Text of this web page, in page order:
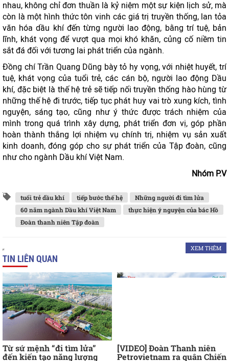
nhau, không chỉ đơn thuần là kỷ niệm một sự kiện lịch sử, mà
còn là một hình thức tôn vinh các giá trị truyền thống, lan tỏa
văn hóa dầu khí đến từng người lao động, bằng trí tuệ, bản
lĩnh, khát vọng để vượt qua mọi khó khăn, củng cố niềm tin
sắt đá đối với tương lai phát triển của ngành.
Đồng chí Trần Quang Dũng bày tỏ hy vọng, với nhiệt huyết, trí
tuệ, khát vọng của tuổi trẻ, các cán bộ, người lao động Dầu
khí, đặc biệt là thế hệ trẻ sẽ tiếp nối truyền thống hào hùng từ
những thế hệ đi trước, tiếp tục phát huy vai trò xung kích, tình
nguyện, sáng tạo, cũng như ý thức được trách nhiệm của
mình trong quá trình xây dựng, phát triển đơn vị, góp phần
hoàn thành thắng lợi nhiệm vụ chính trị, nhiệm vụ sản xuất
kinh doanh, đóng góp cho sự phát triển của Tập đoàn, cũng
như cho ngành Dầu khí Việt Nam.
Nhóm P.V
tuổi trẻ dầu khí tiếp bước thế hệ
Những người đi tìm lửa
60 năm ngành Dầu khí Việt Nam
thực hiện ý nguyện của bác Hồ
Đoàn thanh niên Tập đoàn
XEM THÊM
TIN LIÊN QUAN
Từ sứ mệnh “đi tìm lửa”
đến kiến tạo năng lượng
[VIDEO] Đoàn Thanh niên
Petrovietnam ra quân Chiến